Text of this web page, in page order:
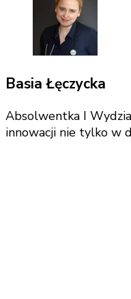
Basia Łęczycka
Absolwentka I
innowacji nie tylko w